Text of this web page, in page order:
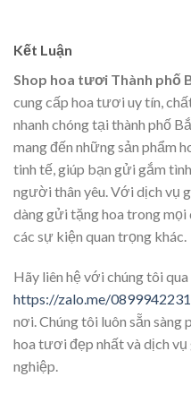
Kết Luận
Shop hoa tươi Thành phố
cung cấp hoa tươi uy tín,
nhanh chóng tại thành phố
mang đến những sản phẩm
tinh tế, giúp bạn gửi gắm
người thân yêu. Với dịch vụ
dàng gửi tặng hoa trong mọi
các sự kiện quan trọng khác.
Hãy liên hệ với chúng tôi qua
https://zalo.me/0899942231
nơi. Chúng tôi luôn sẵn sàng
hoa tươi đẹp nhất và dịch vụ
nghiệp.